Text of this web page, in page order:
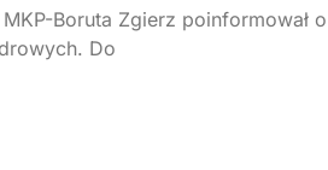
Boruta Zgierz poinformował o
Do